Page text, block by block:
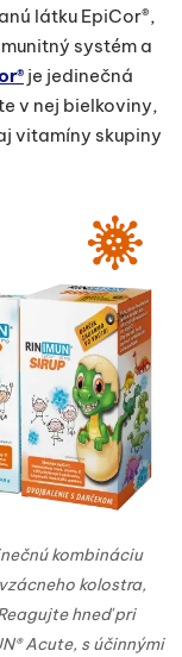
látku EpiCor®,
systém a
je jedinečná
v nej bielkoviny,
vitamíny skupiny
kombináciu
kolostra,
hneď pri
Acute, s účinnými